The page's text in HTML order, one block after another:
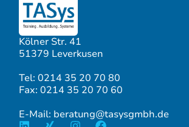
Kölner Str. 41
51379 Leverkusen
Tel: 0214 35 20 70 80
Fax: 0214 35 20 70 60
E-Mail: beratung@tasysgmbh.de